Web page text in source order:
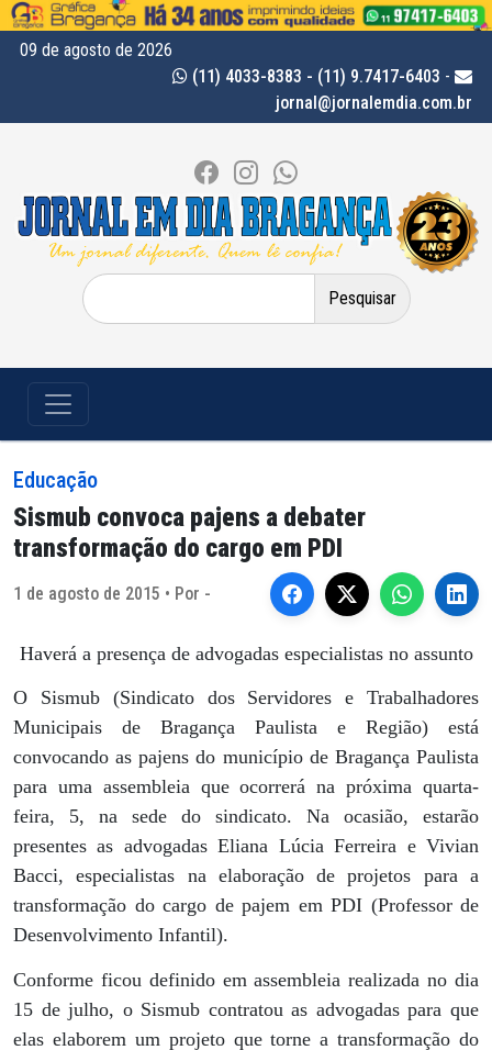
09 de agosto de 2026
(11) 4033-8383 - (11) 9.7417-6403 -
jornal@jornalemdia.com.br
Pesquisar
por:
Educação
Sismub convoca pajens a debater
transformação do cargo em PDI
1 de agosto de 2015 • Por -
Haverá a presença de advogadas especialistas no assunto
O Sismub (Sindicato dos Servidores e Trabalhadores
Municipais de Bragança Paulista e Região) está
convocando as pajens do município de Bragança Paulista
para uma assembleia que ocorrerá na próxima quarta-
feira, 5, na sede do sindicato. Na ocasião, estarão
presentes as advogadas Eliana Lúcia Ferreira e Vivian
Bacci, especialistas na elaboração de projetos para a
transformação do cargo de pajem em PDI (Professor de
Desenvolvimento Infantil).
Conforme ficou definido em assembleia realizada no dia
15 de julho, o Sismub contratou as advogadas para que
elas elaborem um projeto que torne a transformação do